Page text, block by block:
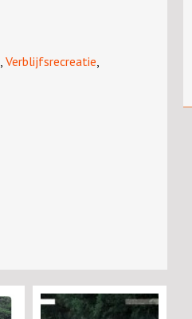
Verblijfsrecreatie